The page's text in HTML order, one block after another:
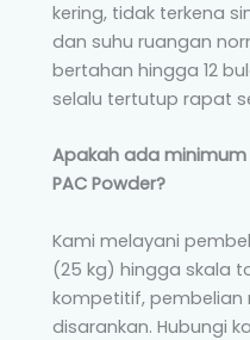
kering, tidak terkena
dan suhu ruangan
bertahan hingga 12
selalu tertutup rapat
Apakah ada
PAC Powder?
Kami melayani
(25 kg) hingga skala
kompetitif, pembelian
disarankan. Hubungi